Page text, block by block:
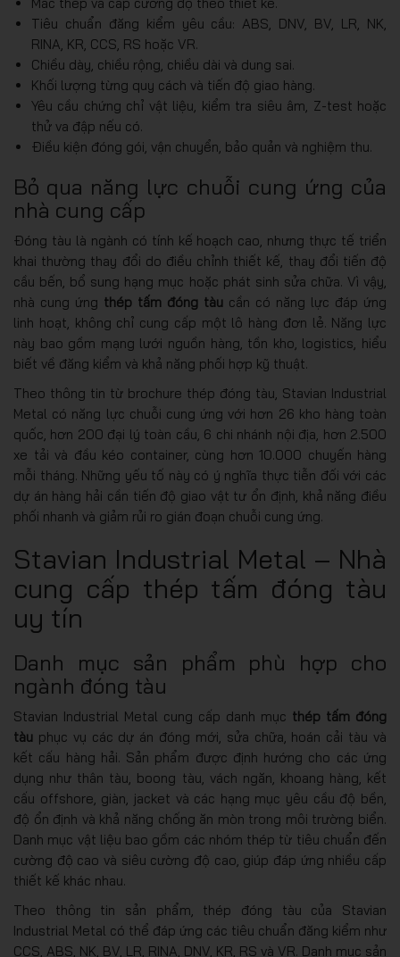
Tiêu chuẩn đăng kiểm yêu cầu: ABS, DNV, BV, LR, NK,
RINA, KR, CCS, RS hoặc VR.
Chiều dày, chiều rộng, chiều dài và dung sai.
Khối lượng từng quy cách và tiến độ giao hàng.
Yêu cầu chứng chỉ vật liệu, kiểm tra siêu âm, Z-test hoặc
thử va đập nếu có.
Điều kiện đóng gói, vận chuyển, bảo quản và nghiệm thu.
Bỏ qua năng lực chuỗi cung ứng của
nhà cung cấp
Đóng tàu là ngành có tính kế hoạch cao, nhưng thực tế triển
khai thường thay đổi do điều chỉnh thiết kế, thay đổi tiến độ
cầu bến, bổ sung hạng mục hoặc phát sinh sửa chữa. Vì vậy,
nhà cung ứng thép tấm đóng tàu cần có năng lực đáp ứng
linh hoạt, không chỉ cung cấp một lô hàng đơn lẻ. Năng lực
này bao gồm mạng lưới nguồn hàng, tồn kho, logistics, hiểu
biết về đăng kiểm và khả năng phối hợp kỹ thuật.
Theo thông tin từ brochure thép đóng tàu, Stavian Industrial
Metal có năng lực chuỗi cung ứng với hơn 26 kho hàng toàn
quốc, hơn 200 đại lý toàn cầu, 6 chi nhánh nội địa, hơn 2.500
xe tải và đầu kéo container, cùng hơn 10.000 chuyến hàng
mỗi tháng. Những yếu tố này có ý nghĩa thực tiễn đối với các
dự án hàng hải cần tiến độ giao vật tư ổn định, khả năng điều
phối nhanh và giảm rủi ro gián đoạn chuỗi cung ứng.
Stavian Industrial Metal – Nhà
cung cấp thép tấm đóng tàu
uy tín
Danh mục sản phẩm phù hợp cho
ngành đóng tàu
Stavian Industrial Metal cung cấp danh mục thép tấm đóng
tàu phục vụ các dự án đóng mới, sửa chữa, hoán cải tàu và
kết cấu hàng hải. Sản phẩm được định hướng cho các ứng
dụng như thân tàu, boong tàu, vách ngăn, khoang hàng, kết
cấu offshore, giàn, jacket và các hạng mục yêu cầu độ bền,
độ ổn định và khả năng chống ăn mòn trong môi trường biển.
Danh mục vật liệu bao gồm các nhóm thép từ tiêu chuẩn đến
cường độ cao và siêu cường độ cao, giúp đáp ứng nhiều cấp
thiết kế khác nhau.
Theo thông tin sản phẩm, thép đóng tàu của Stavian
Industrial Metal có thể đáp ứng các tiêu chuẩn đăng kiểm như
CCS, ABS, NK, BV, LR, RINA, DNV, KR, RS và VR. Danh mục sản